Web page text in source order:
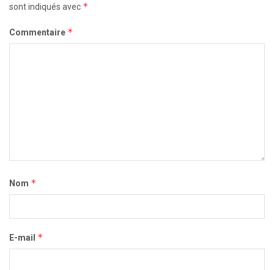
sont indiqués avec *
Commentaire *
Nom *
E-mail *